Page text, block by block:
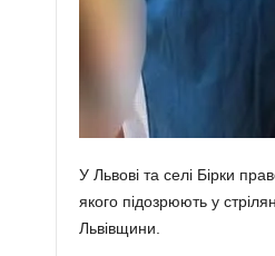
У Львові та селі Бірки
якого підозрюють у
Львівщини.